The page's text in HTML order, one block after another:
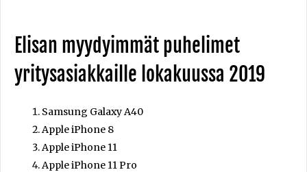
Elisan myydyimmät puhelimet
yritysasiakkaille lokakuussa 2019
Samsung Galaxy A40
Apple iPhone 8
Apple iPhone 11
Apple iPhone 11 Pro